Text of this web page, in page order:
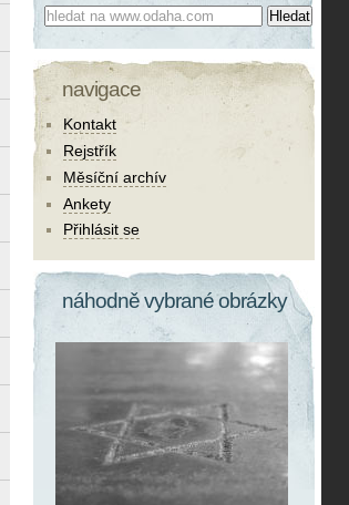
Co hledat:
navigace
Kontakt
Rejstřík
Měsíční archív
Ankety
Přihlásit se
náhodně vybrané obrázky